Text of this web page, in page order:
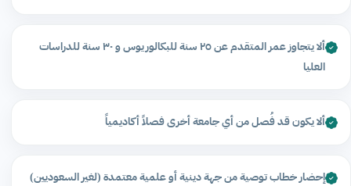
ألا يتجاوز عمر المتقدم عن ٢٥ سنة للبكالوريوس و ٣٠ سنة للدراسات
العليا
ألا يكون قد فُصل من أي جامعة أخرى فصلاً أكاديمياً
إحضار خطاب توصية من جهة دينية أو علمية معتمدة (لغير السعوديين)